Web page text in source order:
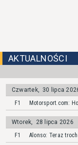
AKTUALNOŚCI
Czwartek, 30 lipca
F1
Motorsport.com:
Wtorek,
28 lipca 2026
F1
Alonso: Teraz